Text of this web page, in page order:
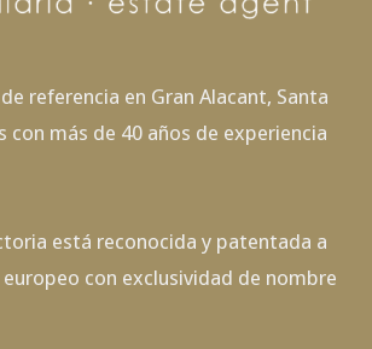
referencia en Gran Alacant, Santa
con más de 40 años de experiencia
está reconocida y patentada a
europeo con exclusividad de nombre